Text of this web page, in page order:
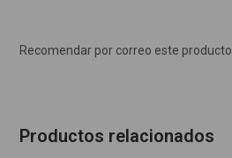
Recomendar por correo este producto
Productos relacionados